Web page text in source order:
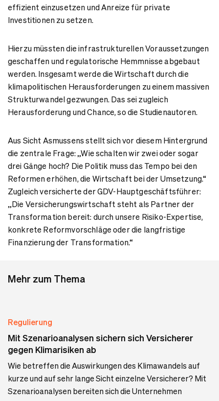
effizient einzusetzen und Anreize für private
Investitionen zu setzen.
Hierzu müssten die infrastrukturellen Voraussetzungen
geschaffen und regulatorische Hemmnisse abgebaut
werden. Insgesamt werde die Wirtschaft durch die
klimapolitischen Herausforderungen zu einem massiven
Strukturwandel gezwungen. Das sei zugleich
Herausforderung und Chance, so die Studienautoren.
Aus Sicht Asmussens stellt sich vor diesem Hintergrund
die zentrale Frage: „Wie schalten wir zwei oder sogar
drei Gänge hoch? Die Politik muss das Tempo bei den
Reformen erhöhen, die Wirtschaft bei der Umsetzung.“
Zugleich versicherte der GDV-Hauptgeschäftsführer:
„Die Versicherungswirtschaft steht als Partner der
Transformation bereit: durch unsere Risiko-Expertise,
konkrete Reformvorschläge oder die langfristige
Finanzierung der Transformation.“
Mehr zum Thema
Regulierung
Mit Szenarioanalysen sichern sich Versicherer
gegen Klimarisiken ab
Wie betreffen die Auswirkungen des Klimawandels auf
kurze und auf sehr lange Sicht einzelne Versicherer? Mit
Szenarioanalysen bereiten sich die Unternehmen